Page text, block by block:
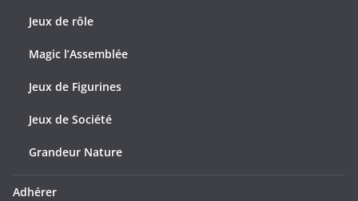
Jeux de rôle
Magic l’Assemblée
Jeux de Figurines
Jeux de Société
Grandeur Nature
Adhérer